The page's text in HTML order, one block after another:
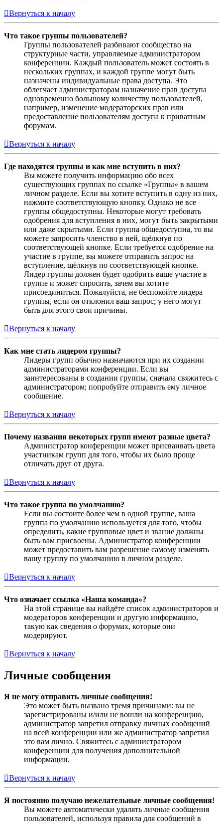
Вернуться к началу
Что такое группы пользователей?
Группы пользователей разбивают сообщество на
структурные части, управляемые администратором
конференции. Каждый пользователь может состоять в
нескольких группах, и каждой группе могут быть
назначены индивидуальные права доступа. Это
облегчает администраторам назначение прав доступа
одновременно большому количеству пользователей,
например, изменение модераторских прав или
предоставление пользователям доступа к приватным
форумам.
Вернуться к началу
Где находятся группы и как мне вступить в них?
Вы можете получить информацию обо всех
существующих группах по ссылке «Группы» в вашем
личном разделе. Если вы хотите вступить в одну из них,
нажмите соответствующую кнопку. Однако не все
группы общедоступны. Некоторые могут требовать
одобрения для вступления в них, могут быть закрытыми
или даже скрытыми. Если группа общедоступна, то вы
можете запросить членство в ней, щёлкнув по
соответствующей кнопке. Если требуется одобрение на
участие в группе, вы можете отправить запрос на
вступление, щёлкнув по соответствующей кнопке.
Лидер группы должен будет одобрить ваше участие в
группе и может спросить, зачем вы хотите
присоединиться. Пожалуйста, не беспокойте лидера
группы, если он отклонил ваш запрос; у него могут
быть для этого свои причины.
Вернуться к началу
Как мне стать лидером группы?
Лидеры групп обычно назначаются при их создании
администраторами конференции. Если вы
заинтересованы в создании группы, сначала свяжитесь с
администратором; попробуйте отправить ему личное
сообщение.
Вернуться к началу
Почему названия некоторых групп имеют разные цвета?
Администратор конференции может присваивать цвета
участникам групп для того, чтобы их было проще
отличать друг от друга.
Вернуться к началу
Что такое группа по умолчанию?
Если вы состоите более чем в одной группе, ваша
группа по умолчанию используется для того, чтобы
определить, какие групповые цвет и звание должны
быть вам присвоены. Администратор конференции
может предоставить вам разрешение самому изменять
вашу группу по умолчанию в личном разделе.
Вернуться к началу
Что означает ссылка «Наша команда»?
На этой странице вы найдёте список администраторов и
модераторов конференции и другую информацию,
такую как сведения о форумах, которые они
модерируют.
Вернуться к началу
Личные сообщения
Я не могу отправить личные сообщения!
Это может быть вызвано тремя причинами: вы не
зарегистрированы и/или не вошли на конференцию,
администратор запретил отправку личных сообщений
на всей конференции или же администратор запретил
это вам лично. Свяжитесь с администратором
конференции для получения дополнительной
информации.
Вернуться к началу
Я постоянно получаю нежелательные личные сообщения!
Вы можете автоматически удалять личные сообщения
пользователей, используя правила для сообщений в